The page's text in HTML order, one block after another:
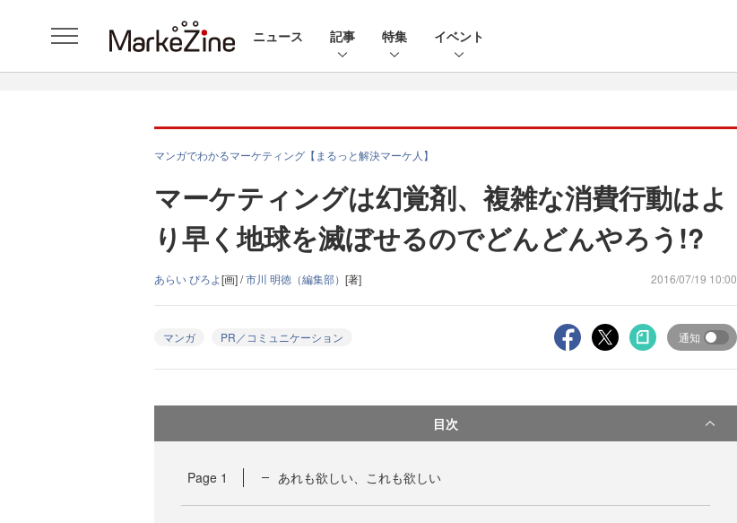
ニュース 記事 特集 イベント
マンガでわかるマーケティング【まるっと解決マーケ人】
マーケティングは幻覚剤、複雑な消費行動はよ
り早く地球を滅ぼせるのでどんどんやろう!?
あらい ぴろよ[画] /市川 明徳（編集部） [著] 2016/07/19 10:00
マンガ PR／コミュニケーション 通知
目次
Page 1 あれも欲しい、これも欲しい